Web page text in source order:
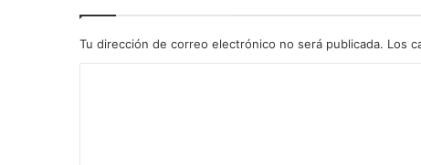
Tu dirección de correo electrónico no será publicada. Los